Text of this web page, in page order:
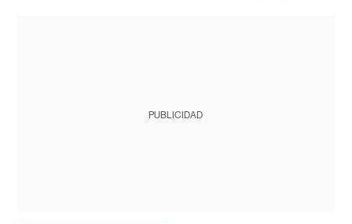
PUBLICIDAD